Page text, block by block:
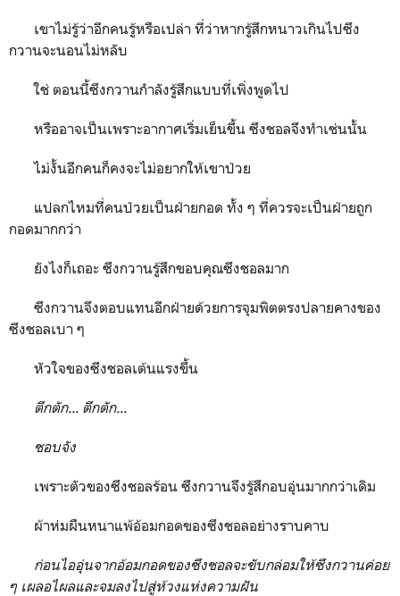
เขาไม่รู้ว่าอีกคนรู้หรือเปล่า ที่ว่าหากรู้สึกหนาวเกินไปซึง
กวานจะนอนไม่หลับ
ใช่ ตอนนี้ซึงกวานกำลังรู้สึกแบบที่เพิ่งพูดไป
หรืออาจเป็นเพราะอากาศเริ่มเย็นขึ้น ซึงชอลจึงทำเช่นนั้น
ไม่งั้นอีกคนก็คงจะไม่อยากให้เขาป่วย
แปลกไหมที่คนป่วยเป็นฝ่ายกอด ทั้ง ๆ ที่ควรจะเป็นฝ่ายถูก
กอดมากกว่า
ยังไงก็เถอะ ซึงกวานรู้สึกขอบคุณซึงชอลมาก
ซึงกวานจึงตอบแทนอีกฝ่ายด้วยการจุมพิตตรงปลายคางของ
ซึงชอลเบา ๆ
หัวใจของซึงชอลเต้นแรงขึ้น
ตึกตัก... ตึกตัก...
ชอบจัง
เพราะตัวของซึงชอลร้อน ซึงกวานจึงรู้สึกอบอุ่นมากกว่าเดิม
ผ้าห่มผืนหนาแพ้อ้อมกอดของซึงชอลอย่างราบคาบ
ก่อนไออุ่นจากอ้อมกอดของซึงชอลจะขับกล่อมให้ซึงกวานค่อย
ๆ เผลอไผลและจมลงไปสู่ห้วงแห่งความฝัน